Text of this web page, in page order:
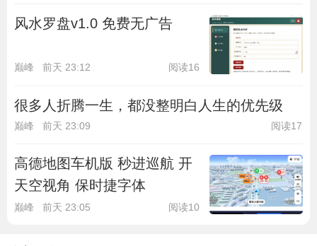
风水罗盘v1.0 免费无广告
巅峰 前天 23:12 阅读16
很多人折腾一生，都没整明白人生的优先级
巅峰 前天 23:09 阅读17
高德地图车机版 秒进巡航 开
天空视角 保时捷字体
巅峰 前天 23:05 阅读10